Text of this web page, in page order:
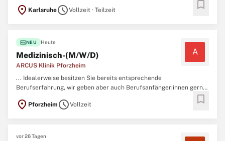
oder Teilzeit. Die Position ist für mindestens 12 Monate befristet zu
besetzen. Original Stellenanzeige auf StepStone.de
location_on KarlsruhescheduleVollzeit · Teilzeit bookmark
fiber_newNEU Heute
Medizinisch-(M/W/D)
ARCUS Klinik Pforzheim
A
... Idealerweise besitzen Sie bereits entsprechende
Berufserfahrung, wir geben aber auch Berufsanfänger:innen gerne
Persönlichkeit und der Umgang mit Menschen bereitet Ihnen
location_on Pforzheim scheduleVollzeit bookmark
vor 26 Tagen